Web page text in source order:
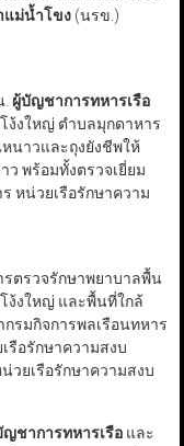
แม่น้ำโขง(นรข.)
. ผู้บัญชาการทหารเรือ
ง้งใหญ่ ตำบลมุกดาหาร
หนาวและถุงยังชีพให้
พร้อมทั้งตรวจเยี่ยม
หน่วยเรือรักษาความ
ตรวจรักษาพยาบาลพื้น
ง้งใหญ่ และพื้นที่ใกล้
กรมกิจการพลเรือนทหาร
รือรักษาความสงบ
วยเรือรักษาความสงบ
ญชาการทหารเรือและ